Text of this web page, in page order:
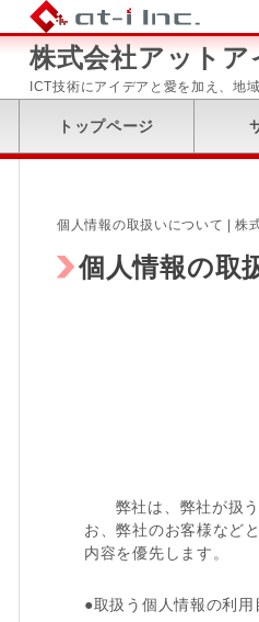
ICT技術にアイデアと愛を加え、地
株式会社アットア
トップページ
個人情報の取扱いについて | 株
個人情報の取
弊社は、弊社が扱
お、弊社のお客様など
内容を優先します。
●取扱う個人情報の利用